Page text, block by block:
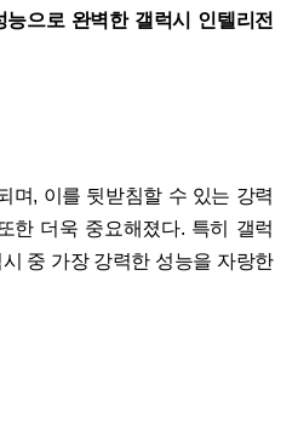
으로 완벽한 갤럭시 인텔리전
며, 이를 뒷받침할 수 있는 강력
한 더욱 중요해졌다. 특히 갤럭
중 가장 강력한 성능을 자랑한